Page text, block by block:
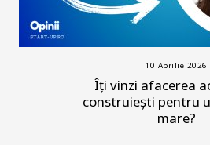
10 Aprilie 2026
Îți vinzi afacerea
construiești pentru
mare?